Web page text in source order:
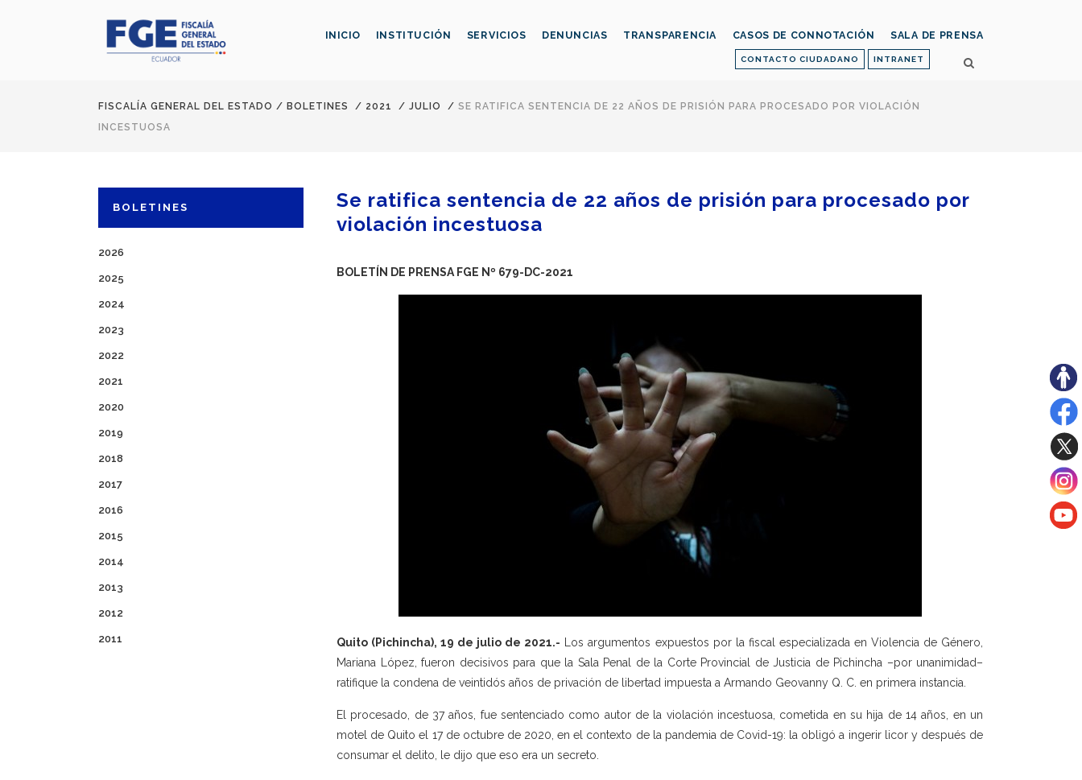
CONTACTO CIUDADANO INTRANET
INICIO INSTITUCIÓN SERVICIOS DENUNCIAS TRANSPARENCIA CASOS DE CONNOTACIÓN SALA DE PRENSA
FISCALÍA GENERAL DEL ESTADO / BOLETINES / 2021 / JULIO / SE RATIFICA SENTENCIA DE 22 AÑOS DE PRISIÓN PARA PROCESADO POR VIOLACIÓN
INCESTUOSA
BOLETINES
2026
2025
2024
2023
2022
2021
2020
2019
2018
2017
2016
2015
2014
2013
2012
2011
Se ratifica sentencia de 22 años de prisión para procesado por
violación incestuosa
BOLETÍN DE PRENSA FGE Nº 679-DC-2021
Quito (Pichincha), 19 de julio de 2021.- Los argumentos expuestos por la fiscal especializada en Violencia de Género,
Mariana López, fueron decisivos para que la Sala Penal de la Corte Provincial de Justicia de Pichincha –por unanimidad–
ratifique la condena de veintidós años de privación de libertad impuesta a Armando Geovanny Q. C. en primera instancia.
El procesado, de 37 años, fue sentenciado como autor de la violación incestuosa, cometida en su hija de 14 años, en un
motel de Quito el 17 de octubre de 2020, en el contexto de la pandemia de Covid-19: la obligó a ingerir licor y después de
consumar el delito, le dijo que eso era un secreto.